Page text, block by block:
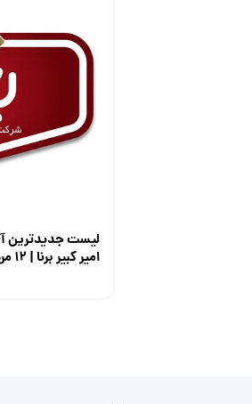
لیست جدیدترین
امیر کبیر برنا | ۱۲ مرداد ۱۴۰۵